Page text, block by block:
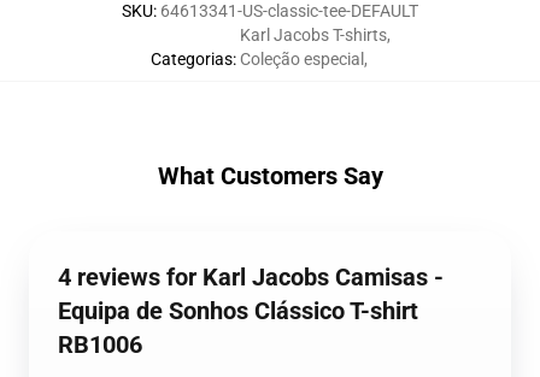
SKU: 64613341-US-classic-tee-DEFAULT
Categorias:
Karl Jacobs T-shirts,
Coleção especial ,
What Customers Say
4 reviews for Karl Jacobs Camisas -
Equipa de Sonhos Clássico T-shirt
RB1006